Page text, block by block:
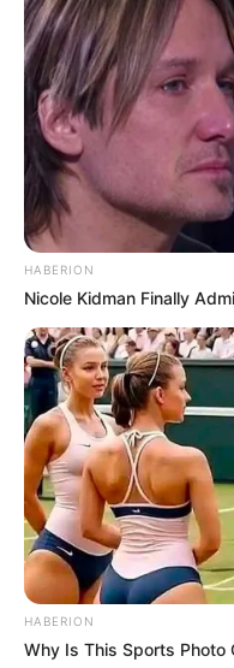
HABERION
Nicole Kidman Finally
HABERION
Why Is This Sports Photo